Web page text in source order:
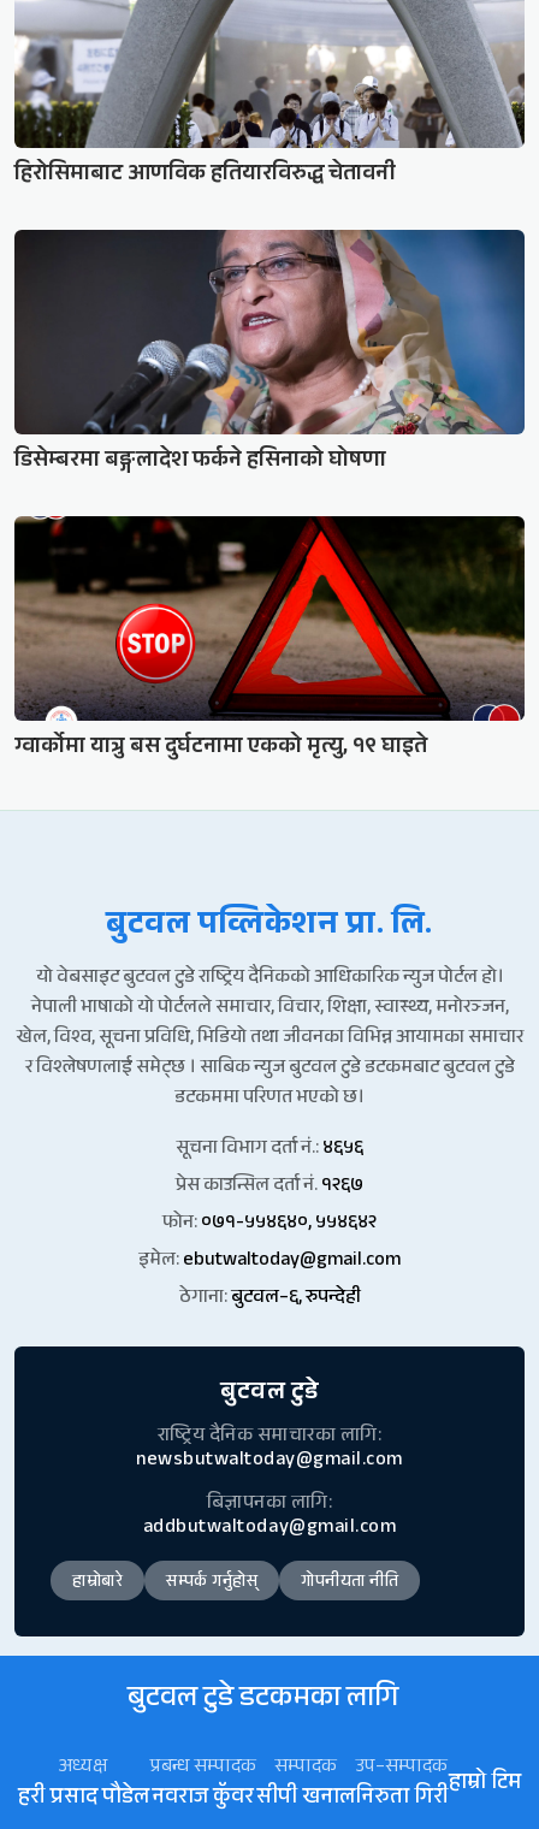
हिरोसिमाबाट आणविक हतियारविरुद्ध चेतावनी
डिसेम्बरमा बङ्गलादेश फर्कने हसिनाको घोषणा
ग्वार्कोमा यात्रु बस दुर्घटनामा एकको मृत्यु, १९ घाइते
बुटवल पव्लिकेशन प्रा. लि.
यो वेबसाइट बुटवल टुडे राष्ट्रिय दैनिकको आधिकारिक न्युज पोर्टल हो।
नेपाली भाषाको यो पोर्टलले समाचार, विचार, शिक्षा, स्वास्थ्य, मनोरञ्जन,
खेल, विश्व, सूचना प्रविधि, भिडियो तथा जीवनका विभिन्न आयामका समाचार
र विश्लेषणलाई समेट्छ । साबिक न्युज बुटवल टुडे डटकमबाट बुटवल टुडे
डटकममा परिणत भएको छ।
सूचना विभाग दर्ता नं.:४६५६
प्रेस काउन्सिल दर्ता नं.१२६७
फोन:०७१-५५४६४०, ५५४६४२
इमेल:ebutwaltoday@gmail.com
ठेगाना:बुटवल–६, रुपन्देही
बुटवल टुडे
राष्ट्रिय दैनिक समाचारका लागि:
newsbutwaltoday@gmail.com
बिज्ञापनका लागि:
addbutwaltoday@gmail.com
हाम्रोबारे सम्पर्क गर्नुहोस् गोपनीयता नीति
बुटवल टुडे डटकमका लागि
अध्यक्ष
हरी प्रसाद पौडेल
प्रबन्ध सम्पादक
नवराज कॅुवर
सम्पादक
सीपी खनाल
उप–सम्पादक
निरुता गिरीहाम्रो टिम